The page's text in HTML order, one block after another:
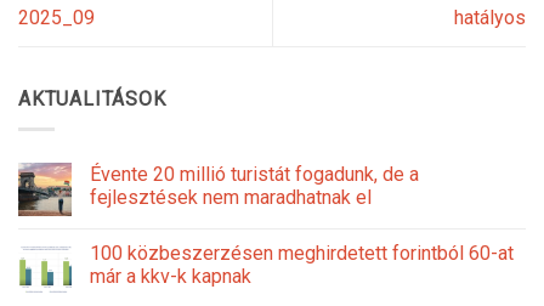
2025_09
hatályos
AKTUALITÁSOK
Évente 20 millió turistát fogadunk, de a
fejlesztések nem maradhatnak el
100 közbeszerzésen meghirdetett forintból 60-at
már a kkv-k kapnak